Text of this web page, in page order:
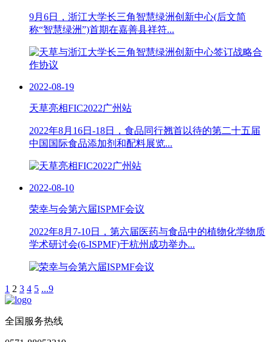
9月6日，浙江大学长三角智慧绿洲创新中心(后文简
称“智慧绿洲”)首期在嘉善县祥符...
2022-08-19
天草亮相FIC2022广州站
2022年8月16日-18日，食品同行翘首以待的第二十五届
中国国际食品添加剂和配料展览...
2022-08-10
荣幸与会第六届ISPMF会议
2022年8月7-10日，第六届医药与食品中的植物化学物质
学术研讨会(6-ISPMF)于杭州成功举办...
1 2 3 4 5 ...9
全国服务热线